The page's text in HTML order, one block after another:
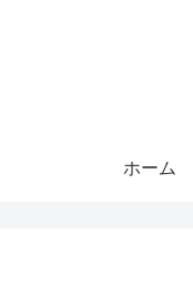
ホーム